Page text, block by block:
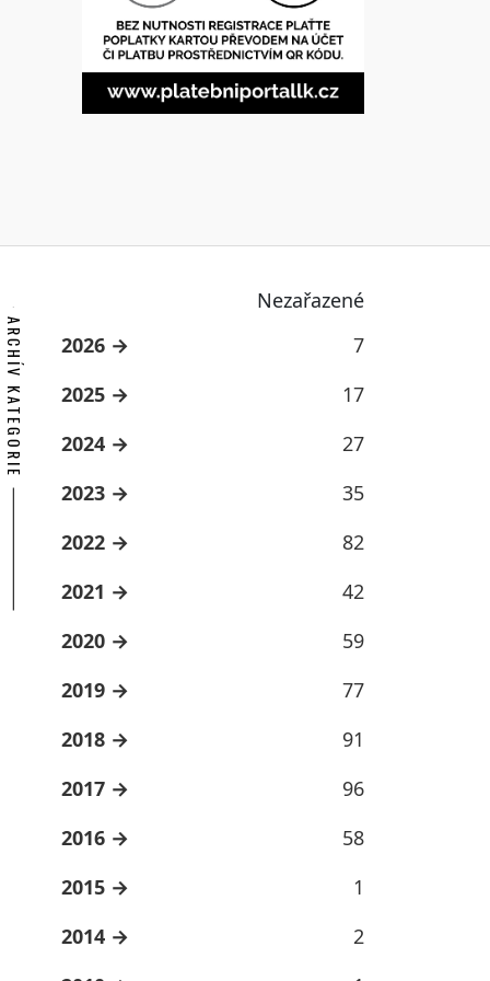
Nezařazené
ARCHÍV KATEGORIE 2026
7
2025
17
2024
27
2023
35
2022
82
2021
42
2020
59
2019
77
2018
91
2017
96
2016
58
2015
1
2014
2